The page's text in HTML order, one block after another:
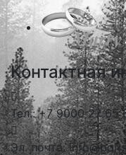
Контактная
Тел.: +7 9000 27 65
Эл. почта: